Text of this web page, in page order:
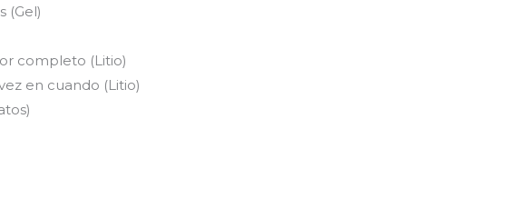
(Gel)
completo (Litio)
en cuando (Litio)